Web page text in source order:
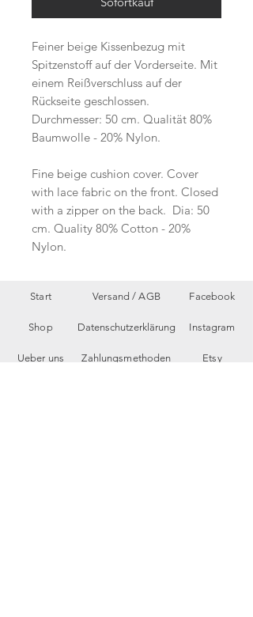
Feiner beige Kissenbezug mit
Spitzenstoff auf der Vorderseite. Mit
einem Reißverschluss auf der
Rückseite geschlossen.
Durchmesser: 50 cm. Qualität 80%
Baumwolle - 20% Nylon.
Fine beige cushion cover. Cover
with lace fabric on the front. Closed
with a zipper on the back. Dia: 50
cm. Quality 80% Cotton - 20%
Nylon.
Start
Shop
Ueber uns
Versand /AGB
Datenschutzerklärung
Zahlungsmethoden
Facebook
Instagram
Etsy